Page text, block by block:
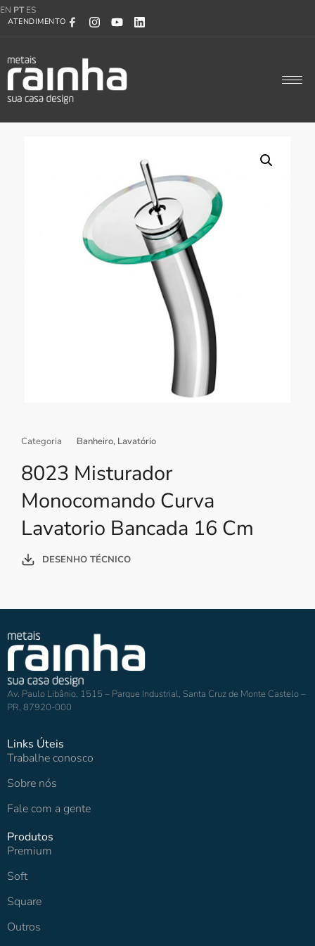
EN PT ES
ATENDIMENTO
Categoria Banheiro, Lavatório
8023 Misturador
Monocomando Curva
Lavatorio Bancada 16 Cm
DESENHO TÉCNICO
Av. Paulo Libânio, 1515 – Parque Industrial, Santa Cruz de Monte Castelo –
PR, 87920-000
Links Úteis
Trabalhe conosco
Sobre nós
Fale com a gente
Produtos
Premium
Soft
Square
Outros